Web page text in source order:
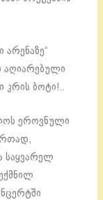
არენაზე“
აღიარებული
კრის ბოტი!..
ეროვნული
საყვარელ